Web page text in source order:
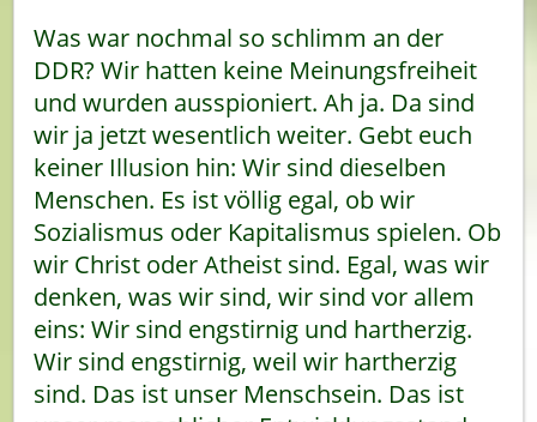
Was war nochmal so schlimm an der
DDR? Wir hatten keine Meinungsfreiheit
und wurden ausspioniert. Ah ja. Da sind
wir ja jetzt wesentlich weiter. Gebt euch
keiner Illusion hin: Wir sind dieselben
Menschen. Es ist völlig egal, ob wir
Sozialismus oder Kapitalismus spielen. Ob
wir Christ oder Atheist sind. Egal, was wir
denken, was wir sind, wir sind vor allem
eins: Wir sind engstirnig und hartherzig.
Wir sind engstirnig, weil wir hartherzig
sind. Das ist unser Menschsein. Das ist